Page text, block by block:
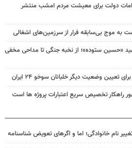
دولت برای معیشت مردم امشب منتشر
به موج بی‌سابقه فرار از سرزمین‌های اشغالی
«حسین ستوده»؛ از نخبه جنگی تا مداحی مخفی
تعیین وضعیت دیگر خلبانان سوخو ۲۴ ایران
راهکار تخصیص سریع اعتبارات پروژه ها است
نام خانوادگی؛ اما و اگرهای تعویض شناسنامه